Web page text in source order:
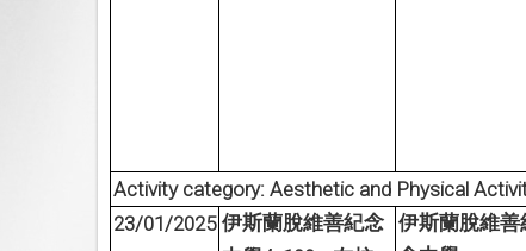
Activity category: Aesthetic and Physical
23/01/2025 伊斯蘭脫維善紀念
伊斯蘭脫維善